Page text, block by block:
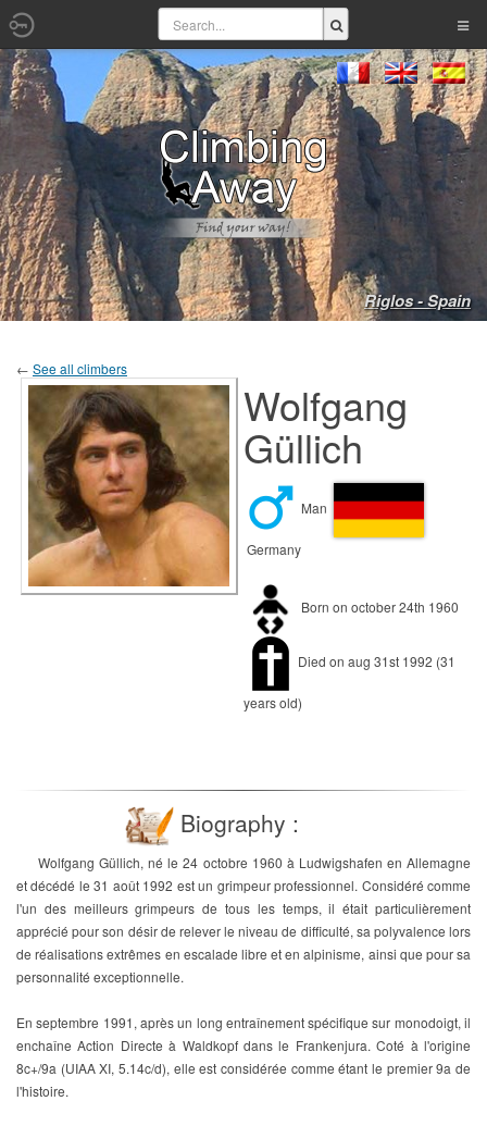
Riglos - Spain
← See all climbers
Wolfgang
Güllich
Man
Germany
Born on october 24th 1960
Died on aug 31st 1992 (31
years old)
Biography :
Wolfgang Güllich, né le 24 octobre 1960 à Ludwigshafen en Allemagne
et décédé le 31 août 1992 est un grimpeur professionnel. Considéré comme
l'un des meilleurs grimpeurs de tous les temps, il était particulièrement
apprécié pour son désir de relever le niveau de difficulté, sa polyvalence lors
de réalisations extrêmes en escalade libre et en alpinisme, ainsi que pour sa
personnalité exceptionnelle.
En septembre 1991, après un long entraînement spécifique sur monodoigt, il
enchaîne Action Directe à Waldkopf dans le Frankenjura. Coté à l'origine
8c+/9a (UIAA XI, 5.14c/d), elle est considérée comme étant le premier 9a de
l'histoire.